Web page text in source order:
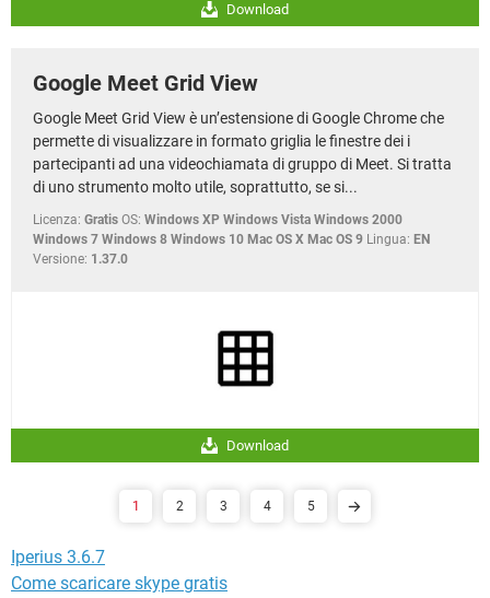
Download
Google Meet Grid View
Google Meet Grid View è un’estensione di Google Chrome che
permette di visualizzare in formato griglia le finestre dei i
partecipanti ad una videochiamata di gruppo di Meet. Si tratta
di uno strumento molto utile, soprattutto, se si...
Licenza: Gratis OS: Windows XP Windows Vista Windows 2000
Windows 7 Windows 8 Windows 10 Mac OS X Mac OS 9 Lingua: EN
Versione: 1.37.0
Download
1 2 3 4 5
Iperius 3.6.7
Come scaricare skype gratis